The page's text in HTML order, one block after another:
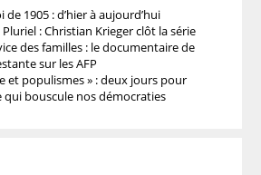
de 1905 : d’hier à aujourd’hui
: Christian Krieger clôt la série
des familles : le documentaire de
sur les AFP
et populismes » : deux jours pour
qui bouscule nos démocraties